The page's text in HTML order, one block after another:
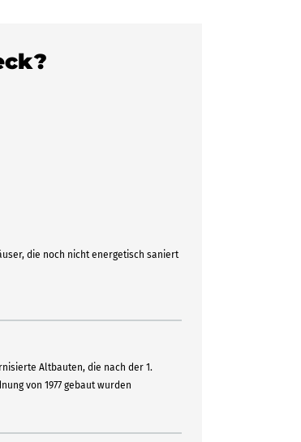
die noch nicht energetisch saniert
Altbauten, die nach der 1.
von 1977 gebaut wurden